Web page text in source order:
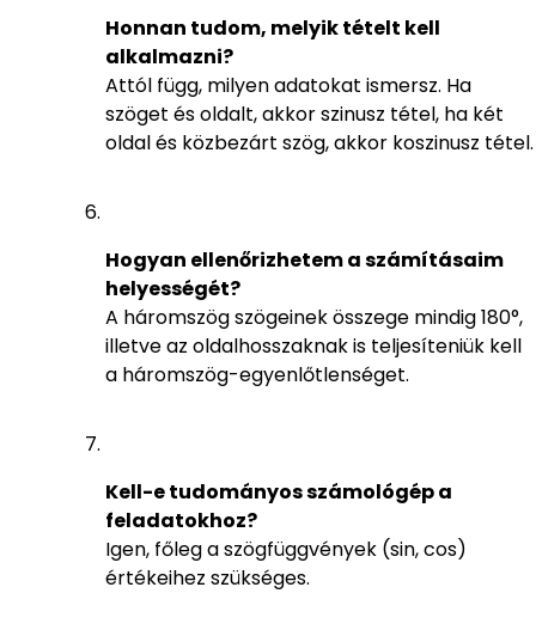
Honnan tudom, melyik tételt kell
alkalmazni?
Attól függ, milyen adatokat ismersz. Ha
szöget és oldalt, akkor szinusz tétel, ha két
oldal és közbezárt szög, akkor koszinusz tétel.
Hogyan ellenőrizhetem a számításaim
helyességét?
A háromszög szögeinek összege mindig 180°,
illetve az oldalhosszaknak is teljesíteniük kell
a háromszög-egyenlőtlenséget.
Kell-e tudományos számológép a
feladatokhoz?
Igen, főleg a szögfüggvények (sin, cos)
értékeihez szükséges.